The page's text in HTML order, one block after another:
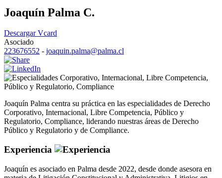
Joaquín Palma C.
Descargar Vcard
Asociado
223676552 - joaquin.palma@palma.cl
Corporativo, Internacional, Libre Competencia,
Público y Regulatorio, Compliance
Joaquín Palma centra su práctica en las especialidades de Derecho
Corporativo, Internacional, Libre Competencia, Público y
Regulatorio, Compliance, liderando nuestras áreas de Derecho
Público y Regulatorio y de Compliance.
Experiencia
Joaquín es asociado en Palma desde 2022, desde donde asesora en